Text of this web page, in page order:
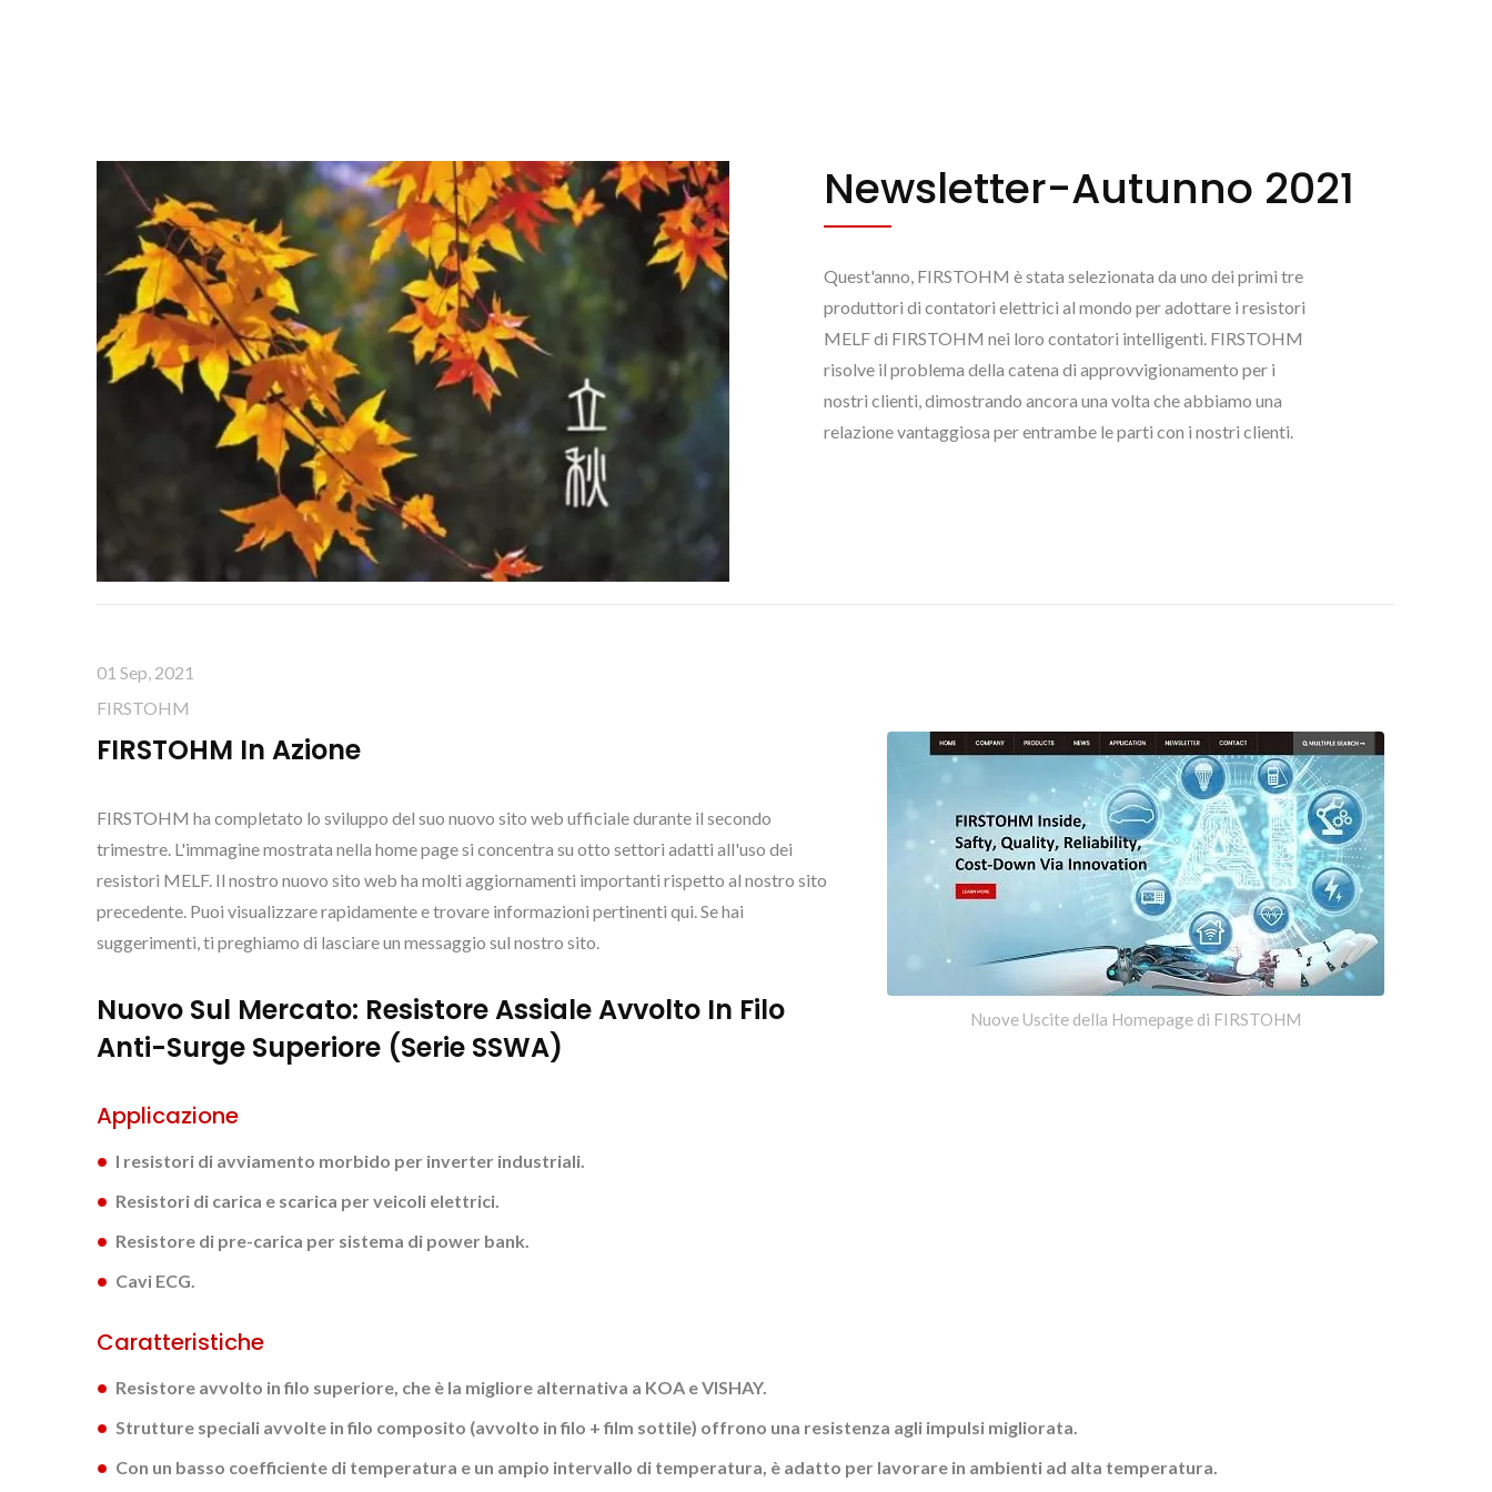
Newsletter-Autunno 2021
Quest'anno, FIRSTOHM è stata selezionata da uno dei primi tre
produttori di contatori elettrici al mondo per adottare i resistori
MELF di FIRSTOHM nei loro contatori intelligenti. FIRSTOHM
risolve il problema della catena di approvvigionamento per i
nostri clienti, dimostrando ancora una volta che abbiamo una
relazione vantaggiosa per entrambe le parti con i nostri clienti.
01 Sep, 2021
FIRSTOHM
Nuove Uscite della Homepage di FIRSTOHM
FIRSTOHM In Azione
FIRSTOHM ha completato lo sviluppo del suo nuovo sito web ufficiale durante il secondo
trimestre. L'immagine mostrata nella home page si concentra su otto settori adatti all'uso dei
resistori MELF. Il nostro nuovo sito web ha molti aggiornamenti importanti rispetto al nostro sito
precedente. Puoi visualizzare rapidamente e trovare informazioni pertinenti qui. Se hai
suggerimenti, ti preghiamo di lasciare un messaggio sul nostro sito.
Nuovo Sul Mercato: Resistore Assiale Avvolto In Filo
Anti-Surge Superiore (serie SSWA)
Applicazione
I resistori di avviamento morbido per inverter industriali.
Resistori di carica e scarica per veicoli elettrici.
Resistore di pre-carica per sistema di power bank.
Cavi ECG.
Caratteristiche
Resistore avvolto in filo superiore, che è la migliore alternativa a KOA e VISHAY.
Strutture speciali avvolte in filo composito (avvolto in filo + film sottile) offrono una resistenza agli impulsi migliorata.
Con un basso coefficiente di temperatura e un ampio intervallo di temperatura, è adatto per lavorare in ambienti ad alta temperatura.